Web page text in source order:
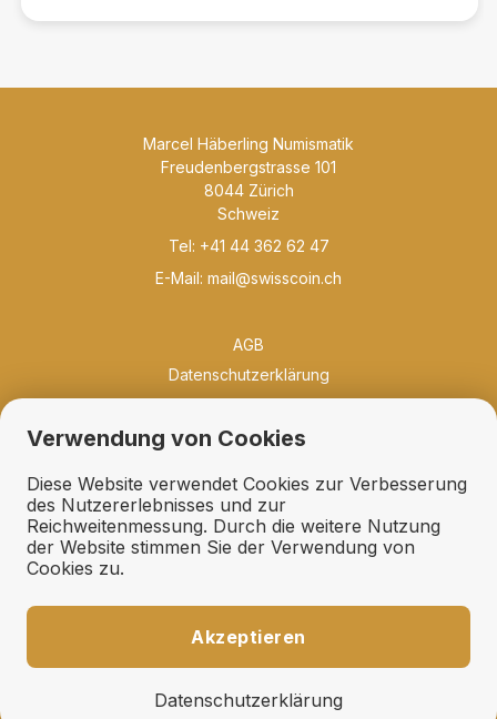
Marcel Häberling Numismatik
Freudenbergstrasse 101
8044 Zürich
Schweiz
Tel: +41 44 362 62 47
E-Mail: mail@swisscoin.ch
AGB
Datenschutzerklärung
Philosophie
Neuigkeiten
Qualität und Erhaltung
Erhaltungsfächer
Geschenkideen
Expertisen und Schätzungen
Fehllisten und Suchdienst
Auktionsaufträge
Verwendung von Cookies
Diese Website verwendet Cookies zur Verbesserung
des Nutzererlebnisses und zur
Reichweitenmessung. Durch die weitere Nutzung
der Website stimmen Sie der Verwendung von
Cookies zu.
Akzeptieren
Datenschutzerklärung